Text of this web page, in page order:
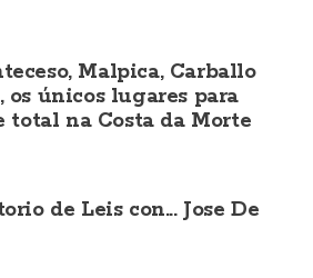
Malpica, Carballo
os únicos lugares para
total na Costa da Morte
de Leis con... Jose De